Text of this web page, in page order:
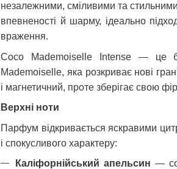
незалежними, сміливими та
впевненості й шарму, ідеально
враження.
Coco Mademoiselle Intense — це
Mademoiselle, яка розкриває нові
і магнетичний, проте зберігає свою
Верхні ноти
Парфум відкривається яскравими
і спокусливого характеру:
Каліфорнійський апельсин —